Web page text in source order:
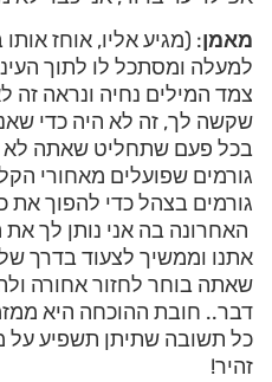
מאמן: (מגיע אליו, אוחז
למעלה ומסתכל לו לתוך
צמד המילים נחיה ונראה זה
שקשה לך, זה לא היה כדי
בכל פעם שתחליט שאתה לא
גורמים שפועלים מאחורי
גורמים בצהל כדי להפוך את
האחרונה בה אני נותן לך
אתנו וממשיך לצעוד בדרך
שאתה בוחר לחזור אחורה
דבר.. חובת ההוכחה היא
כל תשובה שתיתן תשפיע על
זהיר!